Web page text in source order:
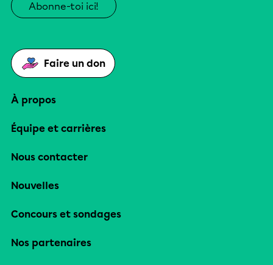
Abonne-toi ici!
Faire un don
À propos
Équipe et carrières
Nous contacter
Nouvelles
Concours et sondages
Nos partenaires